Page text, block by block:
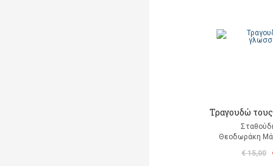
Τραγουδώ
Θεοδωράκη
€ 15,00